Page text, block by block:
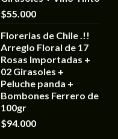
$55.000
Florerias de Chile .!!
Arreglo Floral de 17
Rosas Importadas +
02 Girasoles +
Peluche panda +
Bombones Ferrero de
100gr
$94.000